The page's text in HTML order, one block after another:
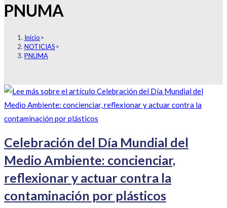
PNUMA
Inicio>
NOTICIAS>
PNUMA
Celebración del Día Mundial del
Medio Ambiente: concienciar,
reflexionar y actuar contra la
contaminación por plásticos